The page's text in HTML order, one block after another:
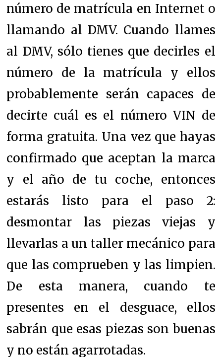
número de matrícula en Internet o
llamando al DMV. Cuando llames
al DMV, sólo tienes que decirles el
número de la matrícula y ellos
probablemente serán capaces de
decirte cuál es el número VIN de
forma gratuita. Una vez que hayas
confirmado que aceptan la marca
y el año de tu coche, entonces
estarás listo para el paso 2:
desmontar las piezas viejas y
llevarlas a un taller mecánico para
que las comprueben y las limpien.
De esta manera, cuando te
presentes en el desguace, ellos
sabrán que esas piezas son buenas
y no están agarrotadas.